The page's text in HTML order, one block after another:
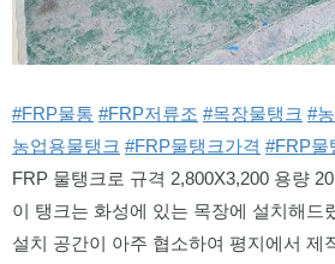
#FRP물통 #FRP저류조 #목장물탱크 #
농업용물탱크 #FRP물탱크가격 #FRP물
FRP 물탱크로 규격 2,800X3,200 용량
이 탱크는 화성에 있는 목장에 설치해드
설치 공간이 아주 협소하여 평지에서 제